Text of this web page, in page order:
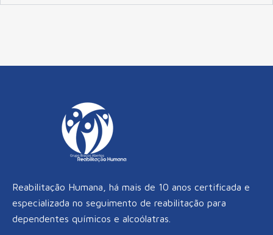
Reabilitação Humana, há mais de 10 anos certificada e
especializada no seguimento de reabilitação para
dependentes químicos e alcoólatras.